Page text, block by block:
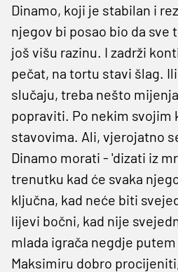
Dinamo, koji je stabilan i
njegov bi posao bio da sve
još višu razinu. I zadrži
pečat, na tortu stavi šlag.
slučaju, treba nešto
popraviti. Po nekim svojim
stavovima. Ali, vjerojatno
Dinamo morati - 'dizati iz
trenutku kad će svaka
ključna, kad neće biti
lijevi bočni, kad nije
mlada igrača negdje
Maksimiru dobro